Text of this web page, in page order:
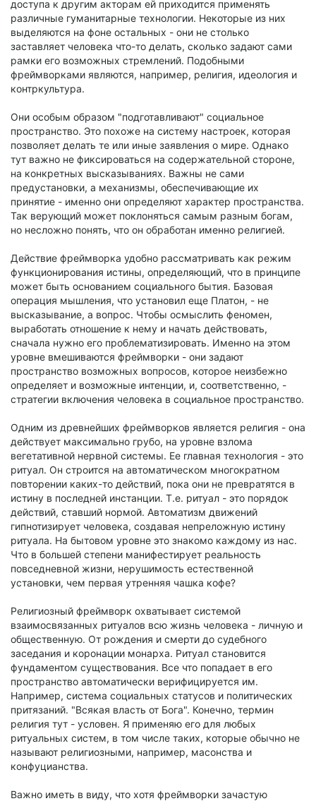
доступа к другим акторам ей приходится применять
различные гуманитарные технологии. Некоторые из них
выделяются на фоне остальных - они не столько
заставляет человека что-то делать, сколько задают сами
рамки его возможных стремлений. Подобными
фреймворками являются, например, религия, идеология и
контркультура.
Они особым образом "подготавливают" социальное
пространство. Это похоже на систему настроек, которая
позволяет делать те или иные заявления о мире. Однако
тут важно не фиксироваться на содержательной стороне,
на конкретных высказываниях. Важны не сами
предустановки, а механизмы, обеспечивающие их
принятие - именно они определяют характер пространства.
Так верующий может поклоняться самым разным богам,
но несложно понять, что он обработан именно религией.
Действие фреймворка удобно рассматривать как режим
функционирования истины, определяющий, что в принципе
может быть основанием социального бытия. Базовая
операция мышления, что установил еще Платон, - не
высказывание, а вопрос. Чтобы осмыслить феномен,
выработать отношение к нему и начать действовать,
сначала нужно его проблематизировать. Именно на этом
уровне вмешиваются фреймворки - они задают
пространство возможных вопросов, которое неизбежно
определяет и возможные интенции, и, соответственно, -
стратегии включения человека в социальное пространство.
Одним из древнейших фреймворков является религия - она
действует максимально грубо, на уровне взлома
вегетативной нервной системы. Ее главная технология - это
ритуал. Он строится на автоматическом многократном
повторении каких-то действий, пока они не превратятся в
истину в последней инстанции. Т.е. ритуал - это порядок
действий, ставший нормой. Автоматизм движений
гипнотизирует человека, создавая непреложную истину
ритуала. На бытовом уровне это знакомо каждому из нас.
Что в большей степени манифестирует реальность
повседневной жизни, нерушимость естественной
установки, чем первая утренняя чашка кофе?
Религиозный фреймворк охватывает системой
взаимосвязанных ритуалов всю жизнь человека - личную и
общественную. От рождения и смерти до судебного
заседания и коронации монарха. Ритуал становится
фундаментом существования. Все что попадает в его
пространство автоматически верифицируется им.
Например, система социальных статусов и политических
притязаний. "Всякая власть от Бога". Конечно, термин
религия тут - условен. Я применяю его для любых
ритуальных систем, в том числе таких, которые обычно не
называют религиозными, например, масонства и
конфуцианства.
Важно иметь в виду, что хотя фреймворки зачастую